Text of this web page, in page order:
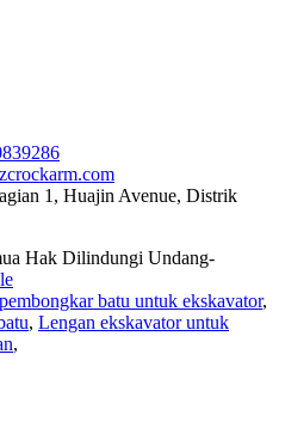
1, Huajin Avenue, Distrik
Hak Dilindungi Undang-
batu untuk ekskavator,
, Lengan ekskavator untuk
,